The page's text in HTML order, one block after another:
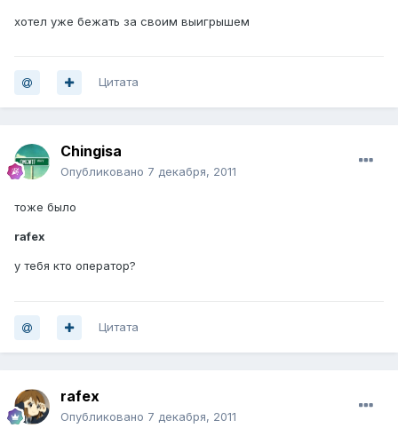
хотел уже бежать за своим выигрышем
Цитата
Chingisa
Опубликовано 7 декабря, 2011
тоже было
rafex
у тебя кто оператор?
Цитата
rafex
Опубликовано 7 декабря, 2011